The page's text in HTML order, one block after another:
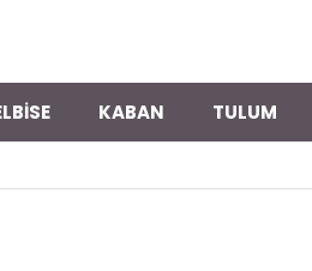
KABAN TULUM